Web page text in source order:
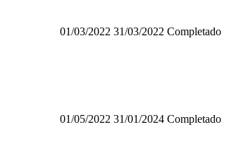
01/03/2022 31/03/2022 Completado
01/05/2022 31/01/2024 Completado